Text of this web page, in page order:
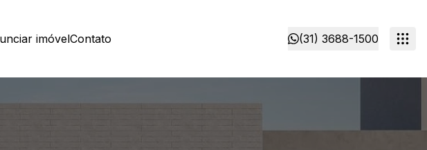
imóvelContato (31) 3688-1500